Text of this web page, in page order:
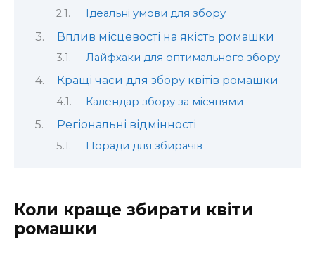
Ідеальні умови для збору
Вплив місцевості на якість ромашки
Лайфхаки для оптимального збору
Кращі часи для збору квітів ромашки
Календар збору за місяцями
Регіональні відмінності
Поради для збирачів
Коли краще збирати квіти
ромашки